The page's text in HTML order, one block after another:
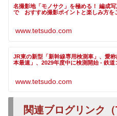
名撮影地「モノサク」を極める！ 編成
で おすすめ撮影ポイントと楽しみ方を
www.tetsudo.com
JR東の新型「新幹線専用検測車」、愛
本最速」、2029年度中に検測開始 - 鉄道
www.tetsudo.com
関連ブログリンク（